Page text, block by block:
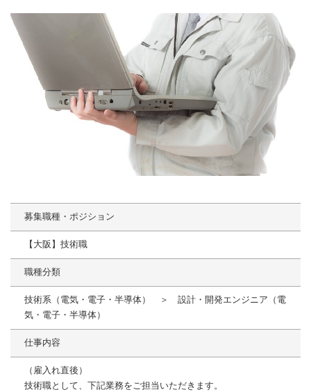
募集職種・ポジション
【大阪】技術職
職種分類
技術系（電気・電子・半導体） ＞ 設計・開発エンジニア（電
気・電子・半導体）
仕事内容
（雇入れ直後）
技術職として、下記業務をご担当いただきます。